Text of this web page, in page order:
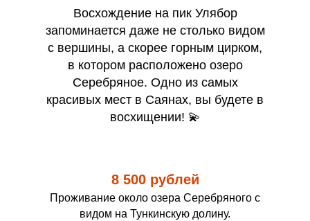
Проживание около озера Серебряного с
видом на Тункинскую долину.
8 500 рублей
Восхождение на пик Улябор
запоминается даже не столько видом
с вершины, а скорее горным цирком,
в котором расположено озеро
Серебряное. Одно из самых
красивых мест в Саянах, вы будете в
восхищении! 💫